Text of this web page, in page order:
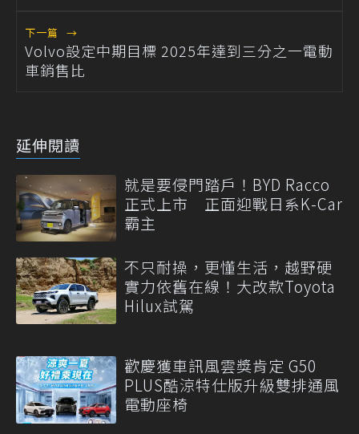
下一篇 →
Volvo設定中期目標 2025年達到三分之一電動
車銷售比
延伸閱讀
就是要侵門踏戶！BYD Racco
正式上市 正面迎戰日系K-Car
霸主
不只耐操，更懂生活，越野硬
實力依舊在線！大改款Toyota
Hilux試駕
歡慶獲車訊風雲獎肯定 G50
PLUS酷涼特仕版升級雙排通風
電動座椅